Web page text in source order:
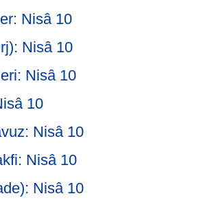
Nisâ 10
Nisâ 10
Nisâ 10
10
Nisâ 10
Nisâ 10
Nisâ 10